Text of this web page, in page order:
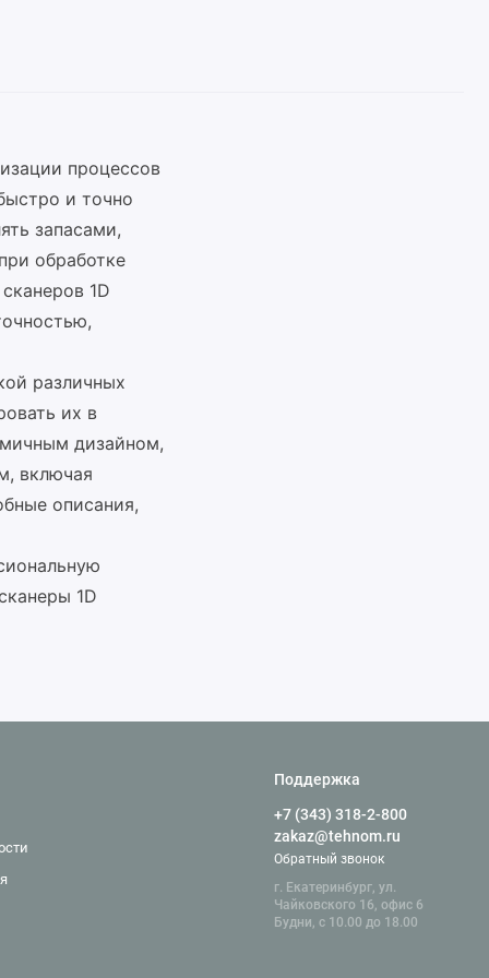
процессов
и точно
запасами,
обработке
1D
различных
их в
дизайном,
включая
описания,
1D
Поддержка
+7 (343) 318-2-800
zakaz@tehnom.ru
Обратный звонок
г. Екатеринбург, ул.
Чайковского 16, офис 6
Будни, с 10.00 до 18.00